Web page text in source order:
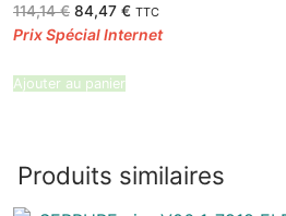
114,14€ Le
prix
initial
84,47 €Le
actuel
TTC
Ajouter au panier
Produits similaires